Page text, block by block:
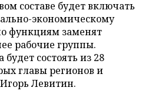
составе будет включать
экономическому
функциям заменят
рабочие группы.
состоять из 28
главы регионов и
Игорь Левитин.